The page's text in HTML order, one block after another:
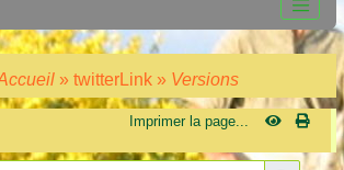
» twitterLink » Versions
Imprimer la page...